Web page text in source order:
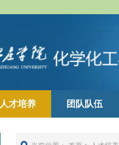
人才培养 团队队伍